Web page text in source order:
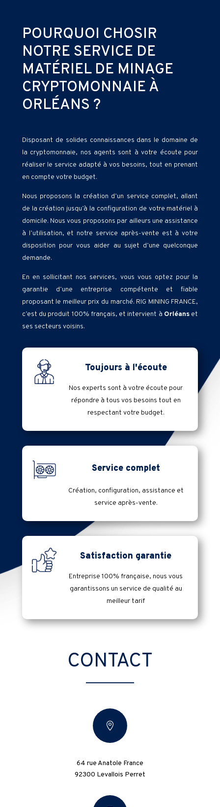
POURQUOI CHOSIR
NOTRE SERVICE DE
MATÉRIEL DE MINAGE
CRYPTOMONNAIE À
ORLÉANS ?
Disposant de solides connaissances dans le domaine de
la cryptomonnaie, nos agents sont à votre écoute pour
réaliser le service adapté à vos besoins, tout en prenant
en compte votre budget.
Nous proposons la création d’un service complet, allant
de la création jusqu’à la configuration de votre matériel à
domicile. Nous vous proposons par ailleurs une assistance
à l’utilisation, et notre service après-vente est à votre
disposition pour vous aider au sujet d’une quelconque
demande.
En en sollicitant nos services, vous vous optez pour la
garantie d’une entreprise compétente et fiable
proposant le meilleur prix du marché. RIG MINING FRANCE,
c’est du produit 100% français, et intervient à Orléanset
ses secteurs voisins.
Toujours à l'écoute
Nos experts sont à votre écoute pour
répondre à tous vos besoins tout en
respectant votre budget.
Service complet
Création, configuration, assistance et
service après-vente.
Satisfaction garantie
Entreprise 100% française, nous vous
garantissons un service de qualité au
meilleur tarif
CONTACT

64 rue Anatole France
92300 Levallois Perret